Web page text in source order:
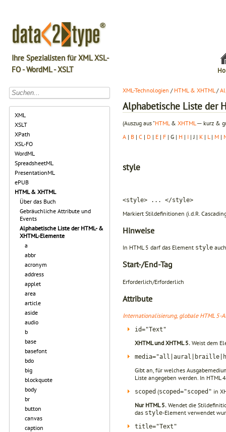
Ihre Spezialisten für XML XSL-
FO - WordML - XSLT
XML
XSLT
XPath
XSL-FO
WordML
SpreadsheetML
PresentationML
ePUB
HTML & XHTML
Über das Buch
Gebräuchliche Attribute und
Events
Alphabetische Liste der HTML- &
XHTML-Elemente
a
abbr
acronym
address
applet
area
article
aside
audio
b
base
basefont
bdo
big
blockquote
body
br
button
canvas
caption
XML-Technologien / HTML & XHTML/
Alphabetische Liste der
(Auszug aus "HTML & XHTML ─ kurz &
A | B | C | D | E | F | G | H | I | J | K | L | M |
style
<style> ... </style>
Markiert Stildefinitionen (i.d.R.
Hinweise
In HTML 5 darf das Element style
Start-/End-Tag
Erforderlich/Erforderlich
Attribute
Internationalisierung, globale HTML 5-
id="Text"
XHTML und XHTML 5. Weist dem
Gibt an, für welches
Liste angegeben werden. In HTML
scoped (scoped="scoped" in
Nur HTML 5. Wendet die
das style-Element verwendet
title="Text"